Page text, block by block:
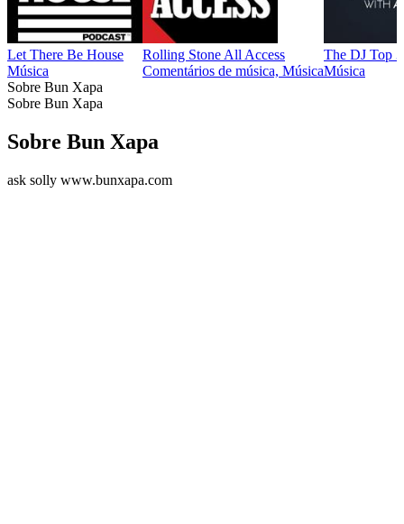
Let There Be House
Música
Rolling Stone All Access
Comentários de música, Música
The DJ Top
Música
Sobre Bun Xapa
Sobre Bun Xapa
Sobre Bun Xapa
ask solly www.bunxapa.com